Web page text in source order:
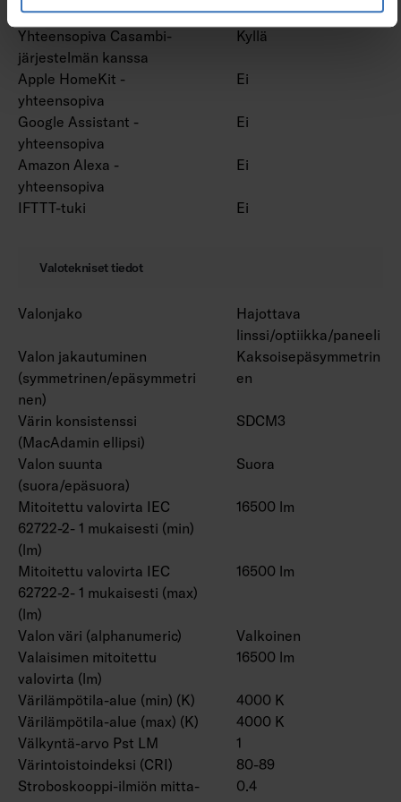
Bluetooth -ohjattava
Ei
Yhteensopiva Casambi-
järjestelmän kanssa
Kyllä
Apple HomeKit -
yhteensopiva
Ei
Google Assistant -
yhteensopiva
Ei
Amazon Alexa -
yhteensopiva
Ei
IFTTT-tuki Ei
Valotekniset tiedot
Valonjako
Hajottava
linssi/optiikka/paneeli
Valon jakautuminen
(symmetrinen/epäsymmetri
nen)
Kaksoisepäsymmetrin
en
Värin konsistenssi
(MacAdamin ellipsi)
SDCM3
Valon suunta
(suora/epäsuora)
Suora
Mitoitettu valovirta IEC
62722-2- 1 mukaisesti (min)
(lm)
16500 lm
Mitoitettu valovirta IEC
62722-2- 1 mukaisesti (max)
(lm)
16500 lm
Valon väri (alphanumeric)
Valkoinen
Valaisimen mitoitettu
valovirta (lm)
16500 lm
Värilämpötila-alue (min) (K)
4000 K
Värilämpötila-alue (max) (K)
4000 K
Välkyntä-arvo Pst LM
1
Värintoistoindeksi (CRI)
80-89
Stroboskooppi-ilmiön mitta-
0.4